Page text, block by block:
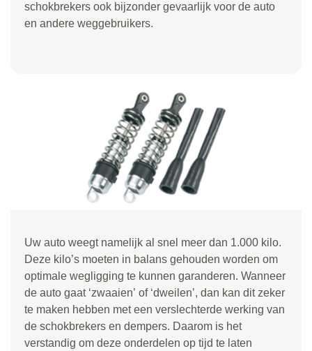
schokbrekers ook bijzonder gevaarlijk voor de auto
en andere weggebruikers.
Uw auto weegt namelijk al snel meer dan 1.000 kilo.
Deze kilo’s moeten in balans gehouden worden om
optimale wegligging te kunnen garanderen. Wanneer
de auto gaat ‘zwaaien’ of ‘dweilen’, dan kan dit zeker
te maken hebben met een verslechterde werking van
de schokbrekers en dempers. Daarom is het
verstandig om deze onderdelen op tijd te laten